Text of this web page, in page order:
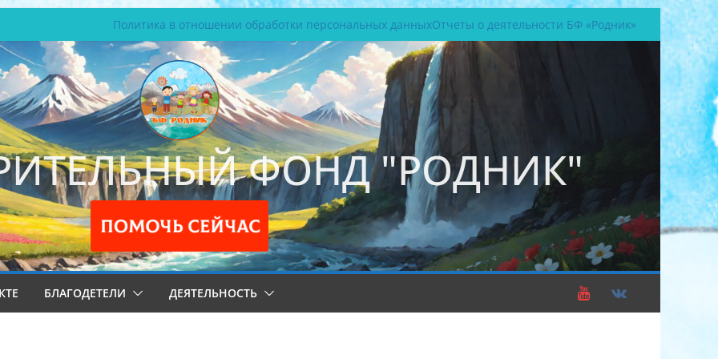
Политика в отношении обработки персональных данныхОтчеты о деятельности БФ «Родник»
ФОНД "РОДНИК"
БЛАГОДЕТЕЛИ ДЕЯТЕЛЬНОСТЬ